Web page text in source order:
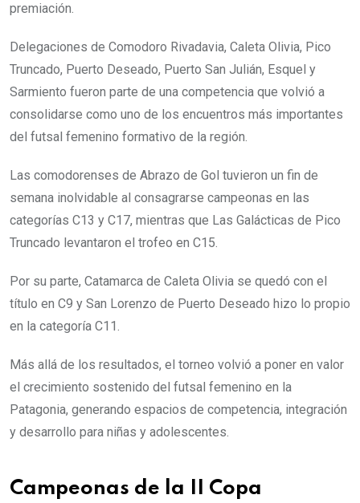
premiación.
Delegaciones de Comodoro Rivadavia, Caleta Olivia, Pico
Truncado, Puerto Deseado, Puerto San Julián, Esquel y
Sarmiento fueron parte de una competencia que volvió a
consolidarse como uno de los encuentros más importantes
del futsal femenino formativo de la región.
Las comodorenses de Abrazo de Gol tuvieron un fin de
semana inolvidable al consagrarse campeonas en las
categorías C13 y C17, mientras que Las Galácticas de Pico
Truncado levantaron el trofeo en C15.
Por su parte, Catamarca de Caleta Olivia se quedó con el
título en C9 y San Lorenzo de Puerto Deseado hizo lo propio
en la categoría C11.
Más allá de los resultados, el torneo volvió a poner en valor
el crecimiento sostenido del futsal femenino en la
Patagonia, generando espacios de competencia, integración
y desarrollo para niñas y adolescentes.
Campeonas de la II Copa